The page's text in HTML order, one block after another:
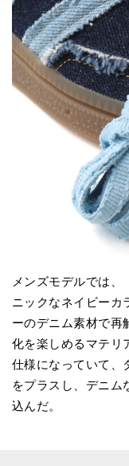
メンズモデルでは、
ニックなネイビーカ
ーのデニム素材で再
化を楽しめるマテリ
仕様になっていて、
をプラスし、デニム
込んだ。